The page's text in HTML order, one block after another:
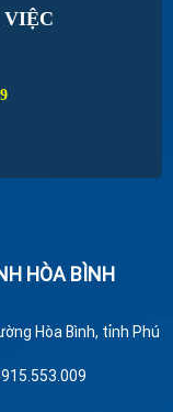
HÒA BÌNH
Hòa Bình, tỉnh Phú